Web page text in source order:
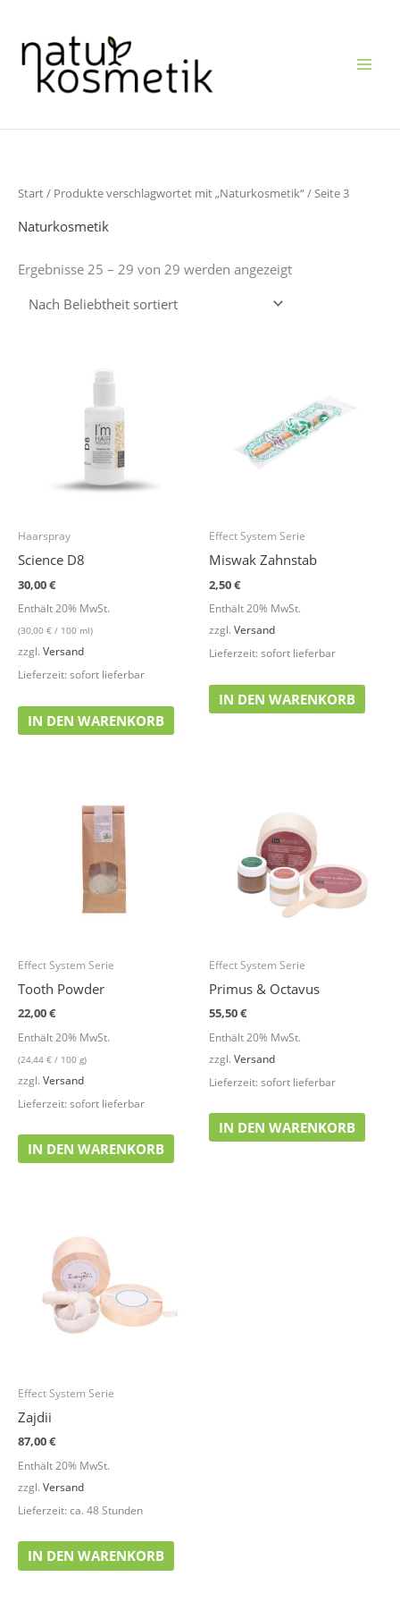
springen
Start/ Produkte verschlagwortet mit „Naturkosmetik“/ Seite 3
Naturkosmetik
Ergebnisse 25 – 29 von 29 werden angezeigt
Nach
Beliebtheit
Haarspray
Science D8
30,00€
Enthält 20% MwSt.
(30,00 € / 100 ml)
zzgl. Versand
Lieferzeit: sofort lieferbar
IN DEN WARENKORB
Effect System Serie
Miswak Zahnstab
2,50€
Enthält 20% MwSt.
zzgl. Versand
Lieferzeit: sofort lieferbar
IN DEN WARENKORB
Effect System Serie
Tooth Powder
22,00€
Enthält 20% MwSt.
(24,44 € / 100 g)
zzgl. Versand
Lieferzeit: sofort lieferbar
IN DEN WARENKORB
Effect System Serie
Primus & Octavus
55,50€
Enthält 20% MwSt.
zzgl. Versand
Lieferzeit: sofort lieferbar
IN DEN WARENKORB
Effect System Serie
Zajdii
87,00€
Enthält 20% MwSt.
zzgl. Versand
Lieferzeit: ca. 48 Stunden
IN DEN WARENKORB